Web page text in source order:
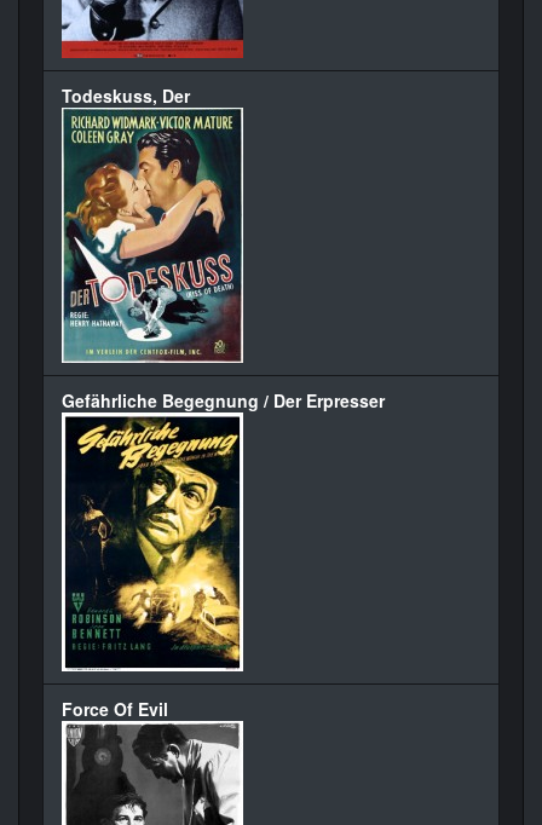
Todeskuss, Der
Gefährliche Begegnung / Der Erpresser
Force Of Evil